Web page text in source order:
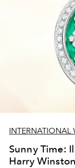
INTERNATIONAL
Sunny Time:
Harry